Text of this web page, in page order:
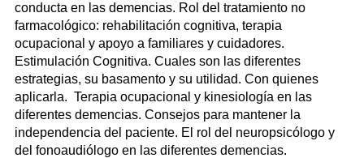
conducta en las demencias. Rol del tratamiento no
farmacológico: rehabilitación cognitiva, terapia
ocupacional y apoyo a familiares y cuidadores.
Estimulación Cognitiva. Cuales son las diferentes
estrategias, su basamento y su utilidad. Con quienes
aplicarla. Terapia ocupacional y kinesiología en las
diferentes demencias. Consejos para mantener la
independencia del paciente. El rol del neuropsicólogo y
del fonoaudiólogo en las diferentes demencias.